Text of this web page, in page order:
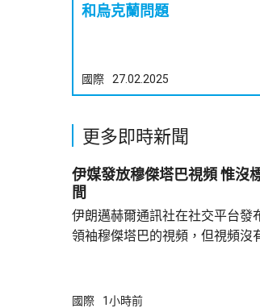
和烏克蘭問題
國際 27.02.2025
更多即時新聞
伊媒發放穆傑塔巴視頻 惟沒標明具體時
間
伊朗邁赫爾通訊社在社交平台發
領袖穆傑塔巴的視頻，但視頻沒
合空襲後，會見過任何伊朗政府
國際 1小時前